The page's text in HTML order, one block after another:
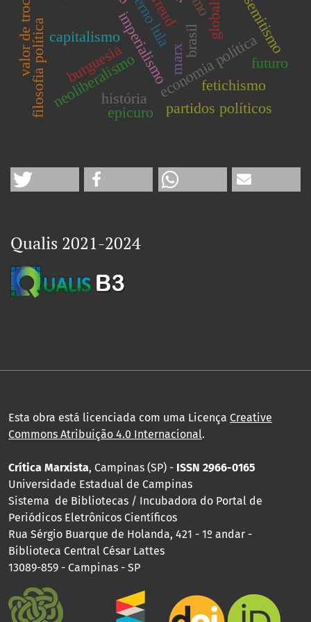
freud
marx
capitalismo economia política
imperialismo
neoliberalismo
história
burguesia
filosofia política fetichismo
valor de troca
partidos políticos
brasil
epicuro
futuro
Qualis 2021-2024
Esta obra está licenciada com uma Licença Creative
Commons Atribuição 4.0 Internacional.
Crítica Marxista, Campinas (SP) - ISSN 2966-0165
Universidade Estadual de Campinas
Sistema de Bibliotecas / Incubadora do Portal de
Periódicos Eletrônicos Científicos
Rua Sérgio Buarque de Holanda, 421 - 1º andar -
Biblioteca Central César Lattes
13089-859 - Campinas - SP